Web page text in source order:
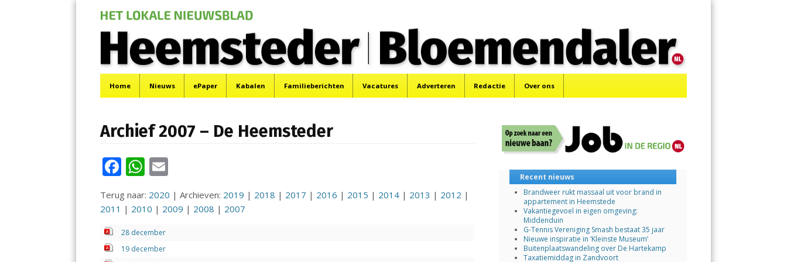
Menu
Home Nieuws ePaper Kabalen Familieberichten Vacatures Adverteren Redactie Over ons
Archief 2007 – De Heemsteder
F
e
b
o
W
at
A
m
ai
Terug naar: 2020 | Archieven: 2019 | 2018 | 2017 | 2016 | 2015 | 2014 | 2013 | 2012 |
2011 | 2010 | 2009 | 2008 | 2007
28 december
19 december
Recent nieuws
Brandweer rukt massaal uit voor brand in
appartement in Heemstede
Vakantiegevoel in eigen omgeving:
Middenduin
G-Tennis Vereniging Smash bestaat 35 jaar
Nieuwe inspiratie in ‘Kleinste Museum’
Buitenplaatswandeling over De Hartekamp
Taxatiemiddag in Zandvoort